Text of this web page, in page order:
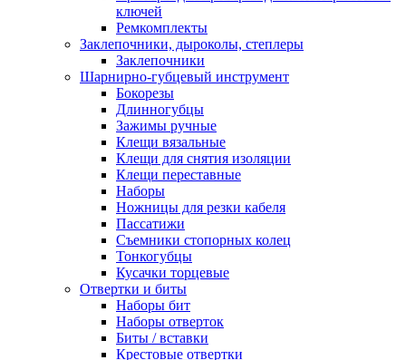
ключей
Ремкомплекты
Заклепочники, дыроколы, степлеры
Заклепочники
Шарнирно-губцевый инструмент
Бокорезы
Длинногубцы
Зажимы ручные
Клещи вязальные
Клещи для снятия изоляции
Клещи переставные
Наборы
Ножницы для резки кабеля
Пассатижи
Съемники стопорных колец
Тонкогубцы
Кусачки торцевые
Отвертки и биты
Наборы бит
Наборы отверток
Биты / вставки
Крестовые отвертки